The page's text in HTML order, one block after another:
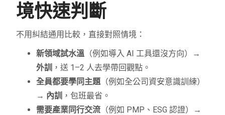
境快速判斷
不用糾結通用比較，直接對照情境：
新領域試水溫 （例如導入 AI 工具還沒方向）→
外訓
，送 1–2 人去學帶回觀點。
全員都要學同主題（例如全公司資安意識訓練）
→ 內訓
，包班最省。
需要產業同行交流 （例如 PMP、ESG 認證）→